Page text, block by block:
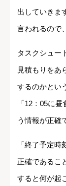
出していきま
言われるので
タスクシュー
見積もりをあ
するのかとい
「12：05に
う情報が正確
「終了予定時
正確であるこ
すると何が起